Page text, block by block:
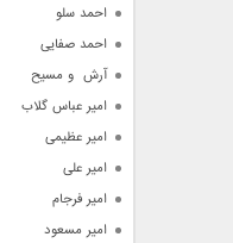
احمد سلو
احمد صفایی
آرش  و مسیح
امیر عباس گلاب
امیر عظیمی
امیر علی
امیر فرجام
امیر مسعود